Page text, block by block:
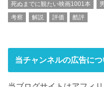
死ぬまでに観たい映画1001本
考察
解説 評価 酷評
当チャンネルの広告につ